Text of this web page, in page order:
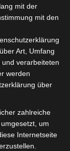
eget.
Nullam et
nisi
mit der
mit den
Art, Umfang
verarbeiteten
werden
über
zahlreiche
um
Internetseite